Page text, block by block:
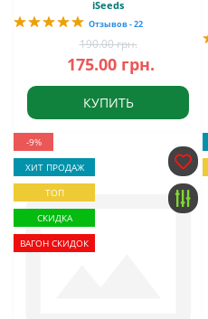
iSeeds
Отзывов - 22
190.00 грн.
175.00 грн.
КУПИТЬ
-9%
ХИТ ПРОДАЖ
ТОП
СКИДКА
ВАГОН СКИДОК